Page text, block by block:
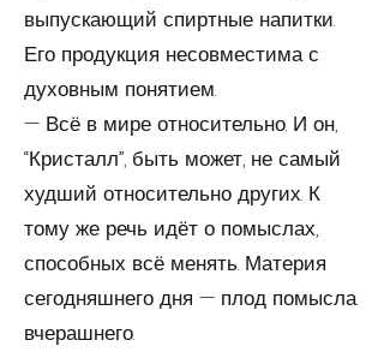
выпускающий спиртные напитки.
Его продукция несовместима с
духовным понятием.
— Всё в мире относительно. И он,
“Кристалл”, быть может, не самый
худший относительно других. К
тому же речь идёт о помыслах,
способных всё менять. Материя
сегодняшнего дня — плод помысла
вчерашнего.